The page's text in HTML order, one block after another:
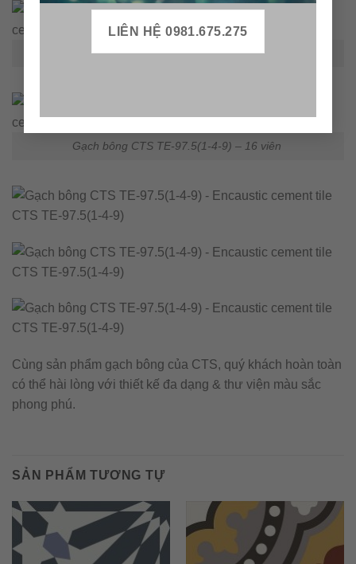
LIÊN HỆ 0981.675.275
Gạch bông CTS TE-97.5(1-4-9) – 4 viên
Gạch bông CTS TE-97.5(1-4-9) – 16 viên
Cùng sản phẩm gạch bông của CTS, quý khách hoàn toàn
có thể hài lòng với thiết kế đa dạng & thư viện màu sắc
phong phú.
SẢN PHẨM TƯƠNG TỰ